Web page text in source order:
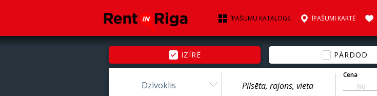
ĪPAŠUMU KATALOGS ĪPAŠUMI KARTĒ
IZĪRĒ PĀRDOD
Dzīvoklis
Cena